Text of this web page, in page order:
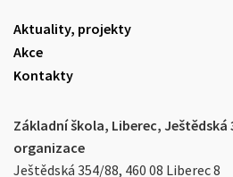
Aktuality, projekty
Akce
Kontakty
Základní škola, Liberec, Ještědská
organizace
Ještědská 354/88, 460 08 Liberec 8